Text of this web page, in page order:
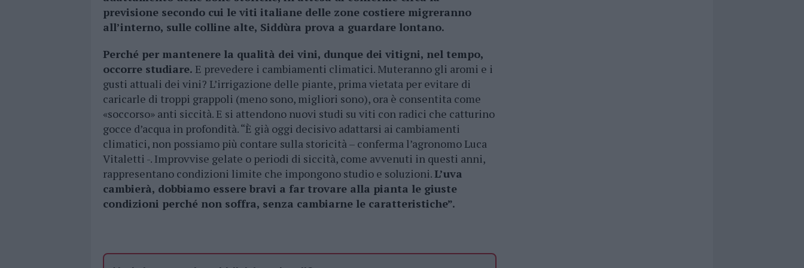
previsione secondo cui le viti italiane delle zone costiere migreranno
all’interno, sulle colline alte, Siddùra prova a guardare lontano.
Perché per mantenere la qualità dei vini, dunque dei vitigni, nel tempo,
occorre studiare. E prevedere i cambiamenti climatici. Muteranno gli aromi e i
gusti attuali dei vini? L’irrigazione delle piante, prima vietata per evitare di
caricarle di troppi grappoli (meno sono, migliori sono), ora è consentita come
«soccorso» anti siccità. E si attendono nuovi studi su viti con radici che catturino
gocce d’acqua in profondità. “È già oggi decisivo adattarsi ai cambiamenti
climatici, non possiamo più contare sulla storicità – conferma l’agronomo Luca
Vitaletti -. Improvvise gelate o periodi di siccità, come avvenuti in questi anni,
rappresentano condizioni limite che impongono studio e soluzioni.L’uva
cambierà, dobbiamo essere bravi a far trovare alla pianta le giuste
condizioni perché non soffra, senza cambiarne le caratteristiche”.